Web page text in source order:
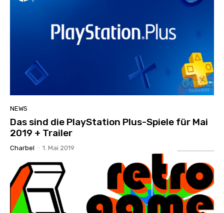
NEWS
Das sind die PlayStation Plus-Spiele für Mai
2019 + Trailer
Charbel - 1. Mai 2019